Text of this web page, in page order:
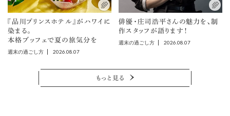
『品川プリンスホテル』がハワイに
染まる。
本格ブッフェで夏の旅気分を
週末の過ごし方 2026.08.07
俳優・庄司浩平さんの魅力を、制
作スタッフが語ります！
週末の過ごし方 2026.08.07
もっと見る